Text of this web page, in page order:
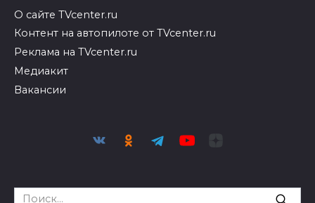
О сайте TVcenter.ru
Контент на автопилоте от TVcenter.ru
Реклама на TVcenter.ru
Медиакит
Вакансии
Search